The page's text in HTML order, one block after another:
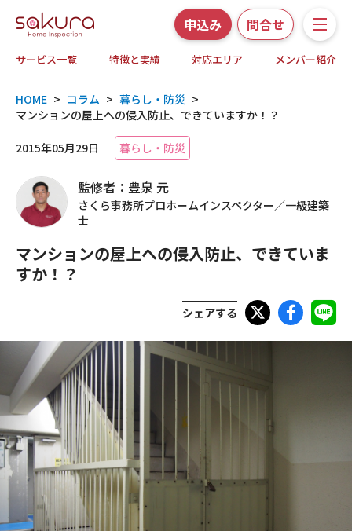
申込み 問合せ
サービス一覧 特徴と実績 対応エリア メンバー紹介
サービス一覧
さくら事務所の特徴と実績
ホームインスペクションとは
対応エリア
メンバー紹介
よくある質問
現場事例・お役立ちコラム
さくら事務所について
採用情報
HOME > コラム > 暮らし・防災 >
マンションの屋上への侵入防止、できていますか！？
2015年05月29日 暮らし・防災
監修者：豊泉 元
さくら事務所プロホームインスペクター／一級建築
士
マンションの屋上への侵入防止、できていま
すか！？
シェアする